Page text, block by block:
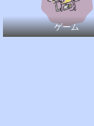
ゲーム